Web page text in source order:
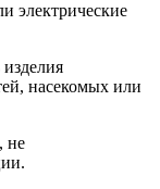
электрические
насекомых или
не